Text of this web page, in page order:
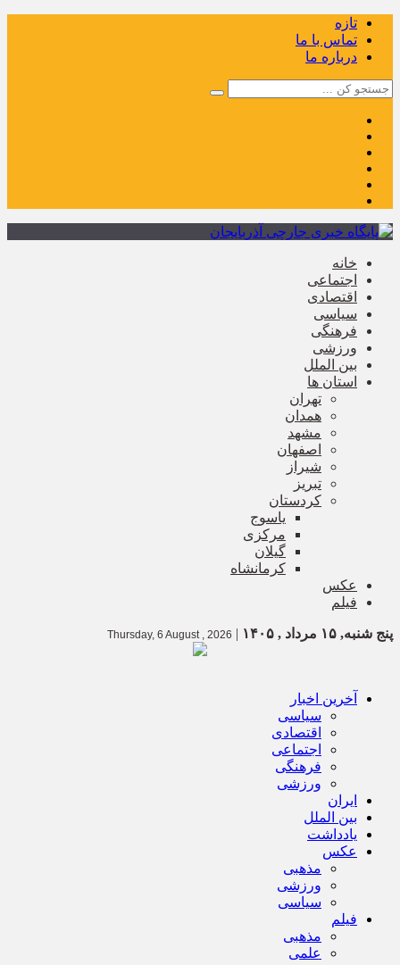
تازه
تماس با ما
درباره ما
خانه
اجتماعی
اقتصادی
سیاسی
فرهنگی
ورزشی
بین الملل
استان ها
تهران
همدان
مشهد
اصفهان
شیراز
تبریز
کردستان
یاسوج
مرکزی
گیلان
کرمانشاه
عکس
فیلم
پنج شنبه, ۱۵ مرداد , ۱۴۰۵ |
Thursday, 6 August , 2026
آخرین اخبار
سیاسی
اقتصادی
اجتماعی
فرهنگی
ورزشی
ایران
بین الملل
یادداشت
عکس
مذهبی
ورزشی
سیاسی
فیلم
مذهبی
علمی